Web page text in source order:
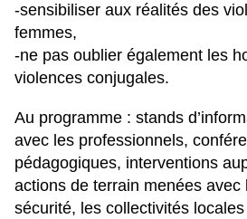
-sensibiliser aux réalités des
femmes,
-ne pas oublier également les
violences conjugales.
Au programme : stands
avec les professionnels,
pédagogiques, interventions
actions de terrain menées avec
sécurité, les collectivités